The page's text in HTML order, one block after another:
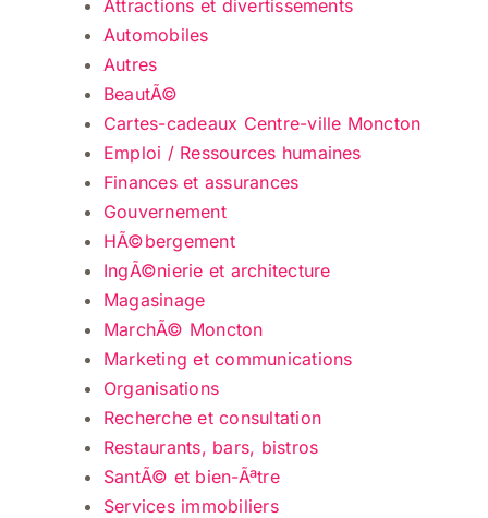
Attractions et divertissements
Automobiles
Autres
BeautÃ©
Cartes-cadeaux Centre-ville Moncton
Emploi / Ressources humaines
Finances et assurances
Gouvernement
HÃ©bergement
IngÃ©nierie et architecture
Magasinage
MarchÃ© Moncton
Marketing et communications
Organisations
Recherche et consultation
Restaurants, bars, bistros
SantÃ© et bien-Ãªtre
Services immobiliers